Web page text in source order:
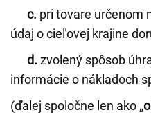
c. pri tovare určenom
údaj o cieľovej krajine
d. zvolený spôsob
informácie o nákladoch
(ďalej spoločne len ako „